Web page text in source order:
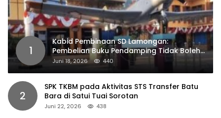
1
Kabid Pembinaan SD Lamongan:
Pembelian Buku Pendamping Tidak Boleh
Dipaksakan
Juni 18, 2026 440
2
SPK TKBM pada Aktivitas STS Transfer Batu
Bara di Satui Tuai Sorotan
Juni 22, 2026 438